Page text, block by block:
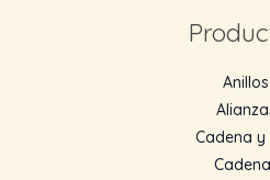
Anillos
Cadena y